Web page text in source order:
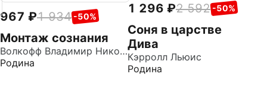
967 1 934 -50%
Монтаж сознания
Волкофф Владимир Николаевич
Родина
1 296 2 592 -50%
Соня в царстве
Дива
Кэрролл Льюис
Родина